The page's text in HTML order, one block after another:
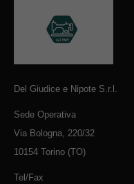
Del Giudice e Nipote S.r.l.
Sede Operativa
Via Bologna, 220/32
10154 Torino (TO)
Tel/Fax